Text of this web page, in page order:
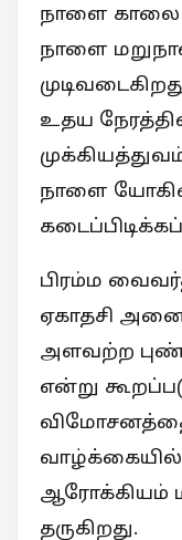
நாளை காலை
நாளை
உதய
நாளை
பிரம்ம
ஏகாதசி
அளவற்ற
என்று
வாழ்க்கையில்
ஆரோக்கியம்
தருகிறது.